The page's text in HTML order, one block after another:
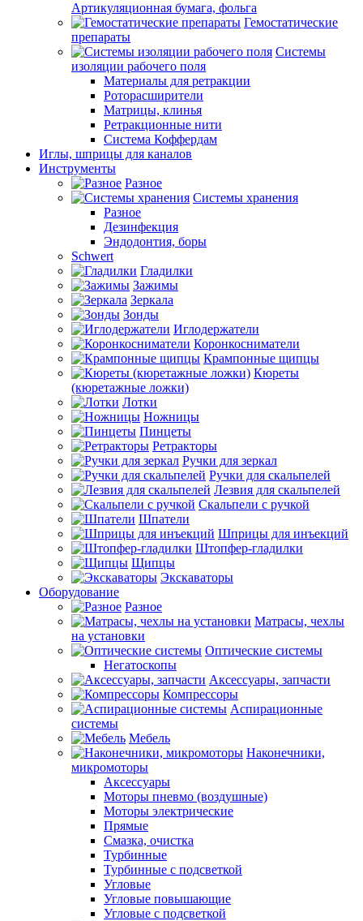
Артикуляционная бумага, фольга
Гемостатические
препараты
Системы
изоляции рабочего поля
Материалы для ретракции
Роторасширители
Матрицы, клинья
Ретракционные нити
Система Коффердам
Иглы, шприцы для каналов
Инструменты
Разное
Системы хранения
Разное
Дезинфекция
Эндодонтия, боры
Schwert
Гладилки
Зажимы
Зеркала
Зонды
Иглодержатели
Коронкосниматели
Крампонные щипцы
Кюреты
(кюретажные ложки)
Лотки
Ножницы
Пинцеты
Ретракторы
Ручки для зеркал
Ручки для скальпелей
Лезвия для скальпелей
Скальпели с ручкой
Шпатели
Шприцы для инъекций
Штопфер-гладилки
Щипцы
Экскаваторы
Оборудование
Разное
Матрасы, чехлы
на установки
Оптические системы
Негатоскопы
Аксессуары, запчасти
Компрессоры
Аспирационные
системы
Мебель
Наконечники,
микромоторы
Аксессуары
Моторы пневмо (воздушные)
Моторы электрические
Прямые
Смазка, очистка
Турбинные
Турбинные с подсветкой
Угловые
Угловые повышающие
Угловые с подсветкой